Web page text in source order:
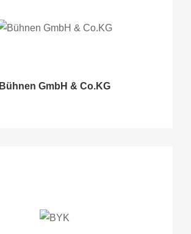
Bühnen GmbH & Co.KG